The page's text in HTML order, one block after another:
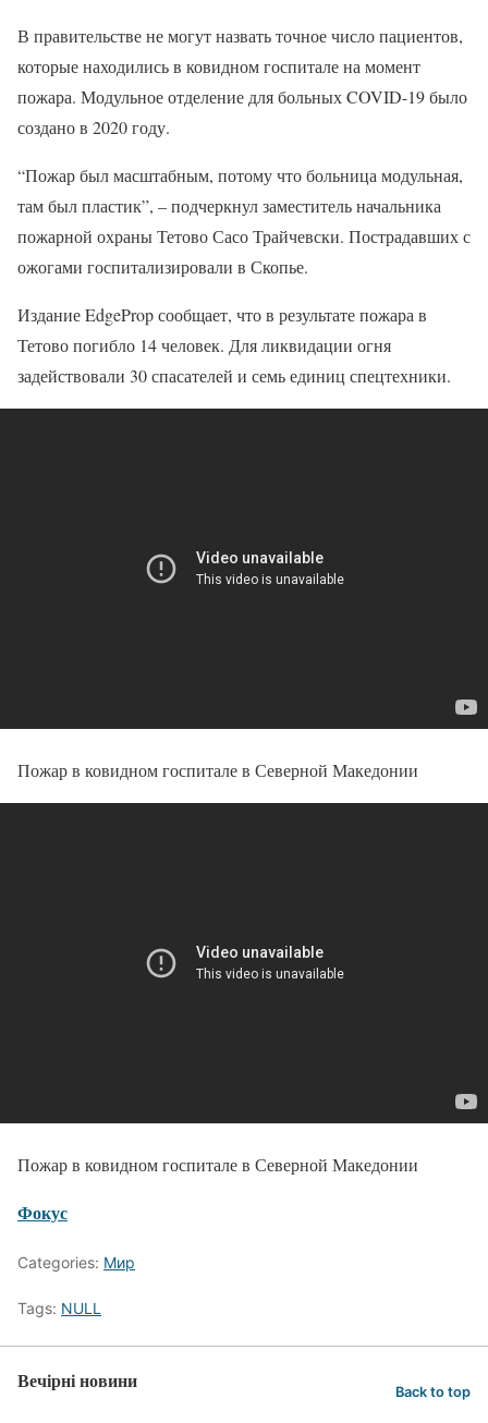
В правительстве не могут назвать точное число пациентов,
которые находились в ковидном госпитале на момент
пожара. Модульное отделение для больных COVID-19 было
создано в 2020 году.
“Пожар был масштабным, потому что больница модульная,
там был пластик”, – подчеркнул заместитель начальника
пожарной охраны Тетово Сасо Трайчевски. Пострадавших с
ожогами госпитализировали в Скопье.
Издание EdgeProp сообщает, что в результате пожара в
Тетово погибло 14 человек. Для ликвидации огня
задействовали 30 спасателей и семь единиц спецтехники.
Пожар в ковидном госпитале в Северной Македонии
Пожар в ковидном госпитале в Северной Македонии
Фокус
Categories: Мир
Tags: NULL
Вечірні новини Back to top